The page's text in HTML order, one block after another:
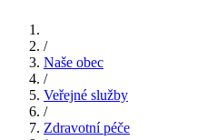
/
Naše obec
/
Veřejné služby
/
Zdravotní péče